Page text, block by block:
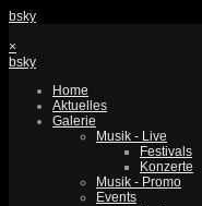
bsky
×
bsky
Home
Aktuelles
Galerie
Musik - Live
Festivals
Konzerte
Musik - Promo
Events